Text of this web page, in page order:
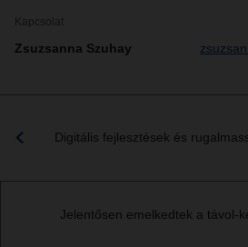
Kapcsolat
Zsuzsanna Szuhay
Digitális fejlesztések és
Jelentősen emelkedtek a távol-